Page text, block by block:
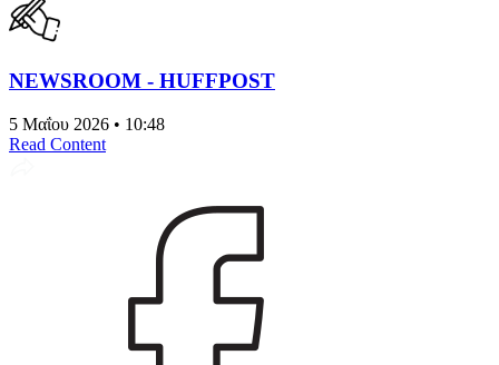
NEWSROOM - HUFFPOST
5 Μαΐου 2026 • 10:48
Read Content